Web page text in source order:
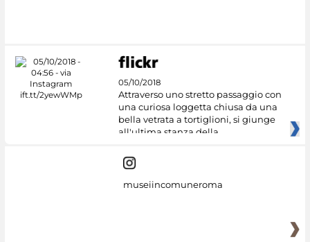
05/10/2018
Attraverso uno stretto passaggio con
una curiosa loggetta chiusa da una
bella vetrata a tortiglioni, si giunge
all'ultima stanza della
museiincomuneroma